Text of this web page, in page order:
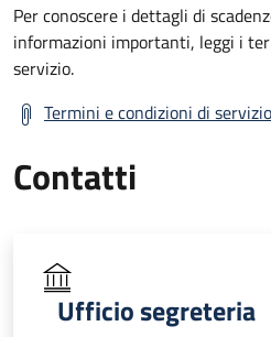
Per conoscere i dettagli di
informazioni importanti, leggi i
servizio.
Termini e condizioni di servizio
Contatti
Ufficio segreteria